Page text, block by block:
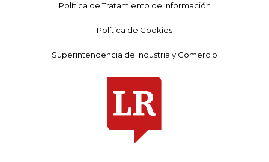
Política de Tratamiento de Información
Política de Cookies
Superintendencia de Industria y Comercio